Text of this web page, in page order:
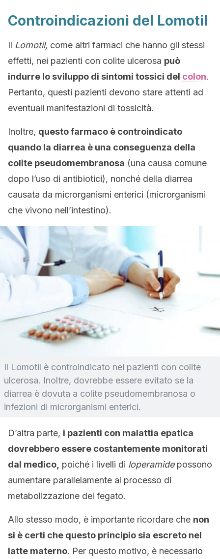
Controindicazioni del Lomotil
Il Lomotil, come altri farmaci che hanno gli stessi
effetti, nei pazienti con colite ulcerosa può
indurre lo sviluppo di sintomi tossici del colon.
Pertanto, questi pazienti devono stare attenti ad
eventuali manifestazioni di tossicità.
Inoltre, questo farmaco è controindicato
quando la diarrea è una conseguenza della
colite pseudomembranosa (una causa comune
dopo l’uso di antibiotici), nonché della diarrea
causata da microrganismi enterici (microrganismi
che vivono nell’intestino).
Il Lomotil è controindicato nei pazienti con colite
ulcerosa. Inoltre, dovrebbe essere evitato se la
diarrea è dovuta a colite pseudomembranosa o
infezioni di microrganismi enterici.
D’altra parte, i pazienti con malattia epatica
dovrebbero essere costantemente monitorati
dal medico, poiché i livelli di loperamidepossono
aumentare parallelamente al processo di
metabolizzazione del fegato.
Allo stesso modo, è importante ricordare che non
si è certi che questo principio sia escreto nel
latte materno. Per questo motivo, è necessario